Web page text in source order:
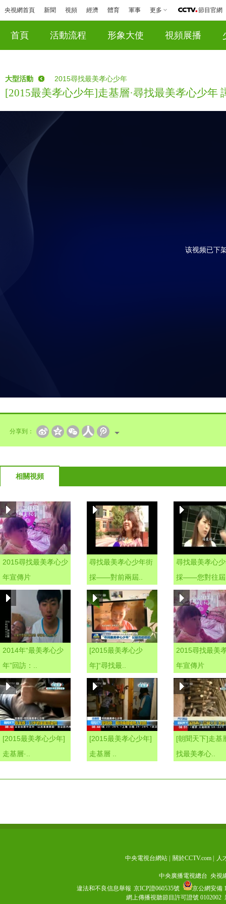
央視網首頁 新聞 視頻 經濟 體育 軍事 更多 節目官網
首頁 活動流程 形象大使 視頻展播
大型活動 2015尋找最美孝心少年
[2015最美孝心少年]走基層·尋找最美孝心少年
该视频已下
分享到：
相關視頻
2015尋找最美孝心少
年宣傳片
尋找最美孝心少年街
採——對前兩屆..
尋找最美孝心
採——您對往
2014年“最美孝心少
年”回訪：..
[2015最美孝心少
年]“尋找最..
2015尋找最美
年宣傳片
[2015最美孝心少年]
走基層·..
[2015最美孝心少年]
走基層 ..
[朝聞天下]走基
找最美孝心..
中央電視台網站 關於CCTV.com 人
中央廣播電視總台 央視
違法和不良信息舉報 京ICP證060535號
京公網安備
網上傳播視聽節目許可證號 0102002